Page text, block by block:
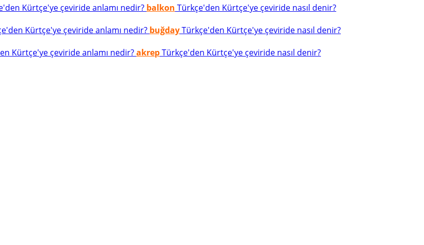
Kürtçe'ye çeviride anlamı nedir? balkon Türkçe'den Kürtçe'ye çeviride nasıl denir?
Kürtçe'ye çeviride anlamı nedir? buğdayTürkçe'den Kürtçe'ye çeviride nasıl denir?
Kürtçe'ye çeviride anlamı nedir?akrepTürkçe'den Kürtçe'ye çeviride nasıl denir?